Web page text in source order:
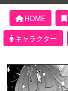
HOME
キャラクター